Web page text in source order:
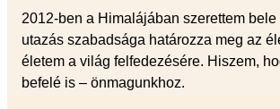
2012-ben a Himalájában szerettem
utazás szabadsága határozza meg az
életem a világ felfedezésére. Hiszem,
befelé is – önmagunkhoz.